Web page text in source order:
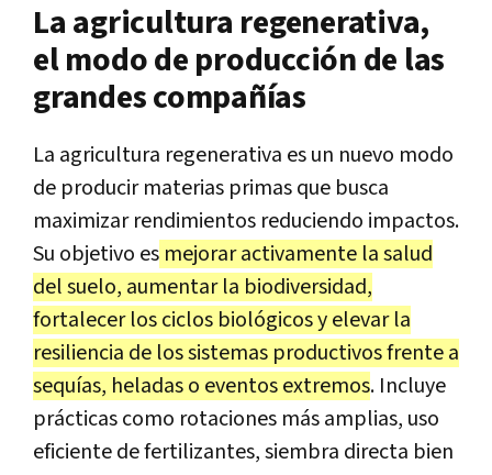
La agricultura regenerativa,
el modo de producción de las
grandes compañías
La agricultura regenerativa es un nuevo modo
de producir materias primas que busca
maximizar rendimientos reduciendo impactos.
Su objetivo es mejorar activamente la salud
del suelo, aumentar la biodiversidad,
fortalecer los ciclos biológicos y elevar la
resiliencia de los sistemas productivos frente a
sequías, heladas o eventos extremos. Incluye
prácticas como rotaciones más amplias, uso
eficiente de fertilizantes, siembra directa bien